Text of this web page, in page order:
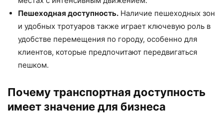
Пешеходная доступность. Наличие пешеходных зон
и удобных тротуаров также играет ключевую роль в
удобстве перемещения по городу, особенно для
клиентов, которые предпочитают передвигаться
пешком.
Почему транспортная доступность
имеет значение для бизнеса